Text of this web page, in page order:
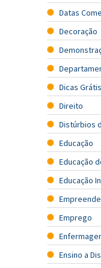
Datas
Decoração
Dicas Grátis
Direito
Distúrbios
Educação
Educação
Educação
Emprego
Ensino a